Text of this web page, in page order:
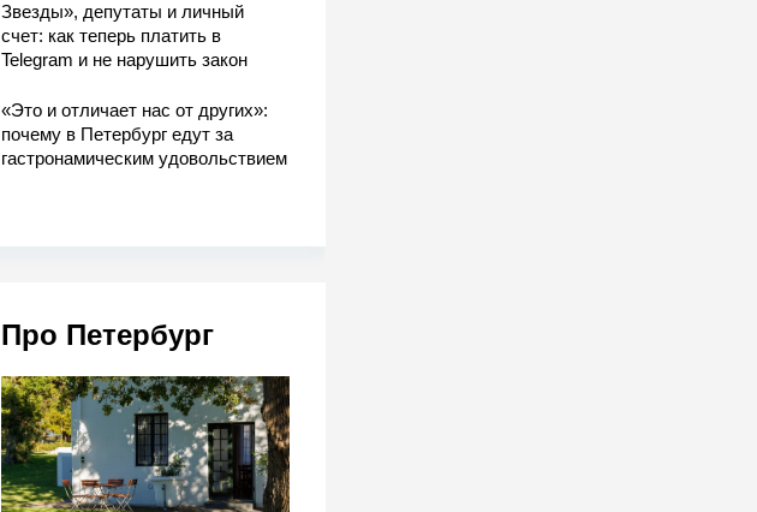
Звезды», депутаты и личный
счет: как теперь платить в
Telegram и не нарушить закон
«Это и отличает нас от других»:
почему в Петербург едут за
гастронамическим удовольствием
Про Петербург